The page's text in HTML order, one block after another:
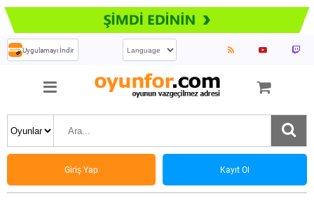
Uygulamayı İndir
Giriş Yap Kayıt Ol